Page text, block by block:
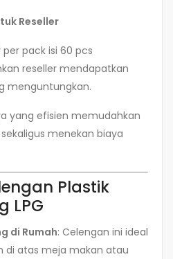
Reseller
per pack isi 60 pcs
reseller mendapatkan
menguntungkan.
yang efisien memudahkan
menekan biaya
Plastik
LPG
di Rumah: Celengan ini ideal
di atas meja makan atau